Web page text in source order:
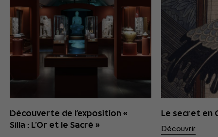
Découverte de l’exposition «
Silla : L’Or et le Sacré »
Le secret en
Découvrir